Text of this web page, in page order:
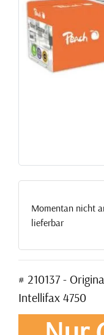
Momentan nicht
lieferbar
# 210137 -
Intellifax 4750